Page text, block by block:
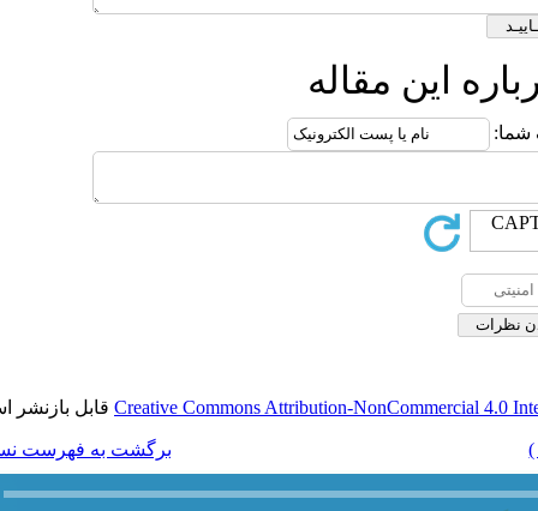
Creative Commonsقابل بازنشر است.
برگشت به فهرست نسخه ها